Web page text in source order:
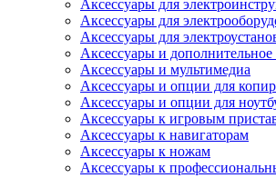
Аксессуары для
Аксессуары для
Аксессуары для
Аксессуары и дополнительное
Аксессуары и мультимедиа
Аксессуары и опции для
Аксессуары и опции для
Аксессуары к игровым
Аксессуары к навигаторам
Аксессуары к ножам
Аксессуары к